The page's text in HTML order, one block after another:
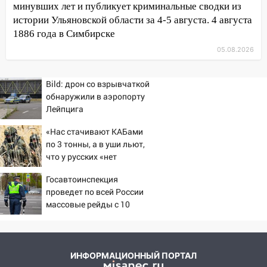
16-м этаже в Ульяновске
16:10 Прокуратура потребовала
усилить борьбу со свалками в
16:06
Патриарх Кирилл оценил работу
Симбирской епархии
15:45
Жителям села Тагай больше не
придётся ездить в райцентр ради сдачи
анализов
15:30
После жалобы прокурору на
улице Льва Толстого в Старой Майне
восстановили освещение
15:23
За неделю ульяновские спасатели
«посылку от дочери» и лишился более 3
минувших лет и публикует криминальные сводки из
истории Ульяновской области за 4-5 августа. 4 августа
1886 года в Симбирске
05.08.2026
Bild: дрон со взрывчаткой
обнаружили в аэропорту
Лейпцига
«Нас стачивают КАБами
по 3 тонны, а в уши льют,
что у русских «нет
Госавтоинспекция
проведет по всей России
массовые рейды с 10
ИНФОРМАЦИОННЫЙ ПОРТАЛ